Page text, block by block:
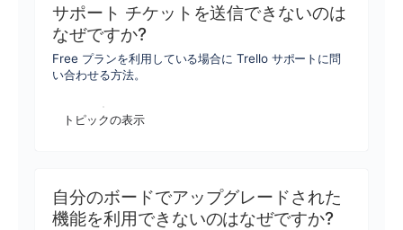
サポート チケットを送信できないのは
なぜですか?
Free プランを利用している場合に Trello サポートに問
い合わせる方法。
トピックの表示
自分のボードでアップグレードされた
機能を利用できないのはなぜですか?